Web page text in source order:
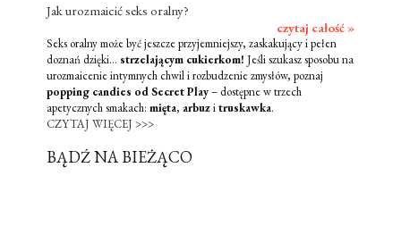
Jak urozmaicić seks oralny?
czytaj całość »
Seks oralny może być jeszcze przyjemniejszy, zaskakujący i pełen
doznań dzięki... strzelającym cukierkom! Jeśli szukasz sposobu na
urozmaicenie intymnych chwil i rozbudzenie zmysłów, poznaj
popping candies od Secret Play– dostępne w trzech
apetycznych smakach: mięta, arbuzitruskawka.
CZYTAJ WIĘCEJ >>>
BĄDŹ NA BIEŻĄCO